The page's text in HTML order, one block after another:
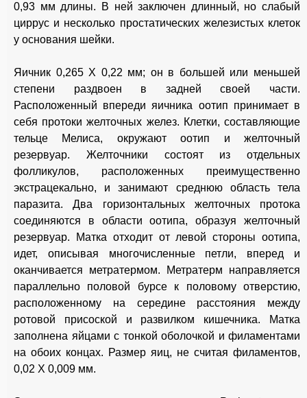
0,93 мм длины. В ней заключен длинный, но слабый
циррус и несколько простатических железистых клеток
у основания шейки.
Яичник 0,265 X 0,22 мм; он в большей или меньшей
степени раздвоен в задней своей части.
Расположенный впереди яичника оотип принимает в
себя протоки желточных желез. Клетки, составляющие
тельце Мелиса, окружают оотип и желточный
резервуар. Желточники состоят из отдельных
фолликулов, расположенных преимущественно
экстрацекально, и занимают среднюю область тела
паразита. Два горизонтальных желточных протока
соединяются в области оотипа, образуя желточный
резервуар. Матка отходит от левой стороны оотипа,
идет, описывая многочисленные петли, вперед и
оканчивается метратермом. Метратерм направляется
параллельно половой бурсе к половому отверстию,
расположенному на середине расстояния между
ротовой присоской и развилком кишечника. Матка
заполнена яйцами с тонкой оболочкой и филаментами
на обоих концах. Размер яиц, не считая филаментов,
0,02 X 0,009 мм.